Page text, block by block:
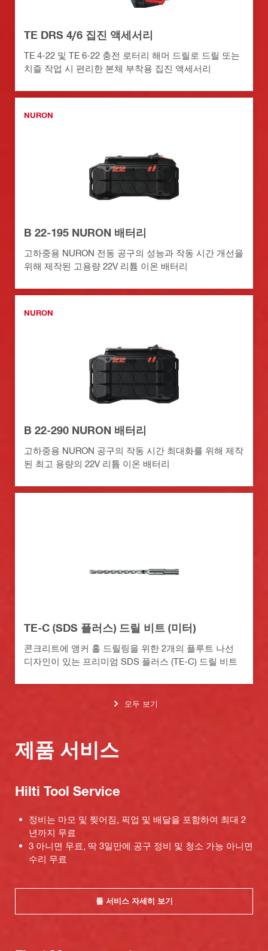
TE DRS 4/6 집진 액세서리
TE 4-22 및 TE 6-22 충전 로터리 해머 드릴로 드릴 또는
치즐 작업 시 편리한 본체 부착용 집진 액세서리
NURON
B 22-195 NURON 배터리
고하중용 NURON 전동 공구의 성능과 작동 시간 개선을
위해 제작된 고용량 22V 리튬 이온 배터리
NURON
B 22-290 NURON 배터리
고하중용 NURON 공구의 작동 시간 최대화를 위해 제작
된 최고 용량의 22V 리튬 이온 배터리
TE-C (SDS 플러스) 드릴 비트 (미터)
콘크리트에 앵커 홀 드릴링을 위한 2개의 플루트 나선
디자인이 있는 프리미엄 SDS 플러스 (TE-C) 드릴 비트
모두 보기
제품 서비스
Hilti Tool Service
정비는 마모 및 찢어짐, 픽업 및 배달을 포함하여 최대 2
년까지 무료
3 아니면 무료, 딱 3일만에 공구 정비 및 청소 가능 아니면
수리 무료
툴 서비스 자세히 보기